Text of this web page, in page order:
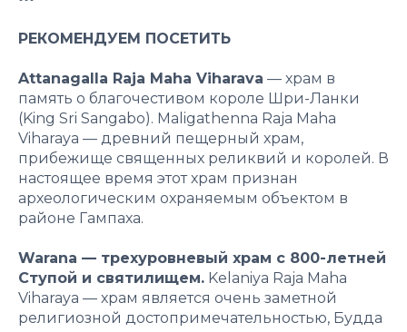
РЕКОМЕНДУЕМ ПОСЕТИТЬ
Attanagalla Raja Maha Viharava — храм в
память о благочестивом короле Шри-Ланки
(King Sri Sangabo). Maligathenna Raja Maha
Viharaya — древний пещерный храм,
прибежище священных реликвий и королей. В
настоящее время этот храм признан
археологическим охраняемым объектом в
районе Гампаха.
Warana — трехуровневый храм с 800-летней
Ступой и святилищем. Kelaniya Raja Maha
Viharaya — храм является очень заметной
религиозной достопримечательностью, Будда